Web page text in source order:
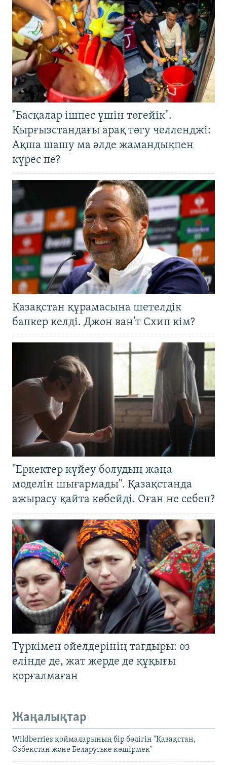
"Басқалар ішпес үшін төгейік".
Қырғызстандағы арақ төгу челленджі:
Ақша шашу ма әлде жамандықпен
күрес пе?
Қазақстан құрамасына шетелдік
бапкер келді. Джон ван’т Схип кім?
"Еркектер күйеу болудың жаңа
моделін шығармады". Қазақстанда
ажырасу қайта көбейді. Оған не себеп?
Түркімен әйелдерінің тағдыры: өз
елінде де, жат жерде де құқығы
қорғалмаған
Жаңалықтар
Wildberries қоймаларының бір бөлігін "Қазақстан,
Өзбекстан және Беларуське көшірмек"